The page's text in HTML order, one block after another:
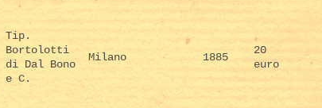
Tip.
Bortolotti
di Dal Bono
e C.
Milano 1885
20
euro